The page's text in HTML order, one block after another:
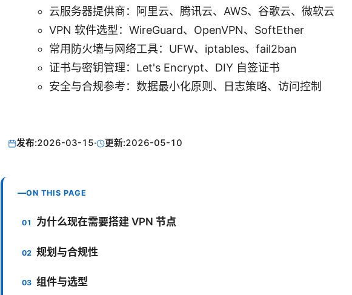
云服务器提供商：阿里云、腾讯云、AWS、谷歌云、微软云
VPN 软件选型：WireGuard、OpenVPN、SoftEther
常用防火墙与网络工具：UFW、iptables、fail2ban
证书与密钥管理：Let's Encrypt、DIY 自签证书
安全与合规参考：数据最小化原则、日志策略、访问控制
发布:2026-03-15· 更新:2026-05-10
ON THIS PAGE
为什么现在需要搭建 VPN 节点
规划与合规性
组件与选型